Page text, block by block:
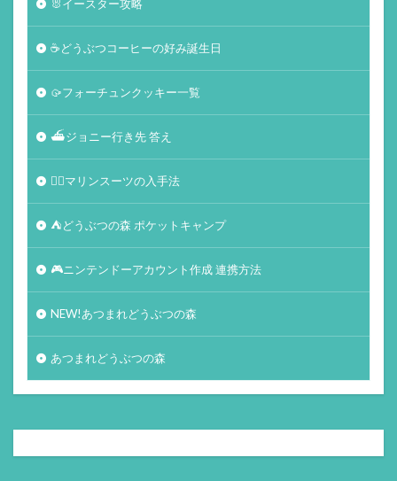
🐰イースター攻略
☕️どうぶつコーヒーの好み誕生日
🥠フォーチュンクッキー一覧
⛴ジョニー行き先 答え
🏄‍♀️マリンスーツの入手法
⛺どうぶつの森 ポケットキャンプ
🎮ニンテンドーアカウント作成 連携方法
NEW!あつまれどうぶつの森
あつまれどうぶつの森